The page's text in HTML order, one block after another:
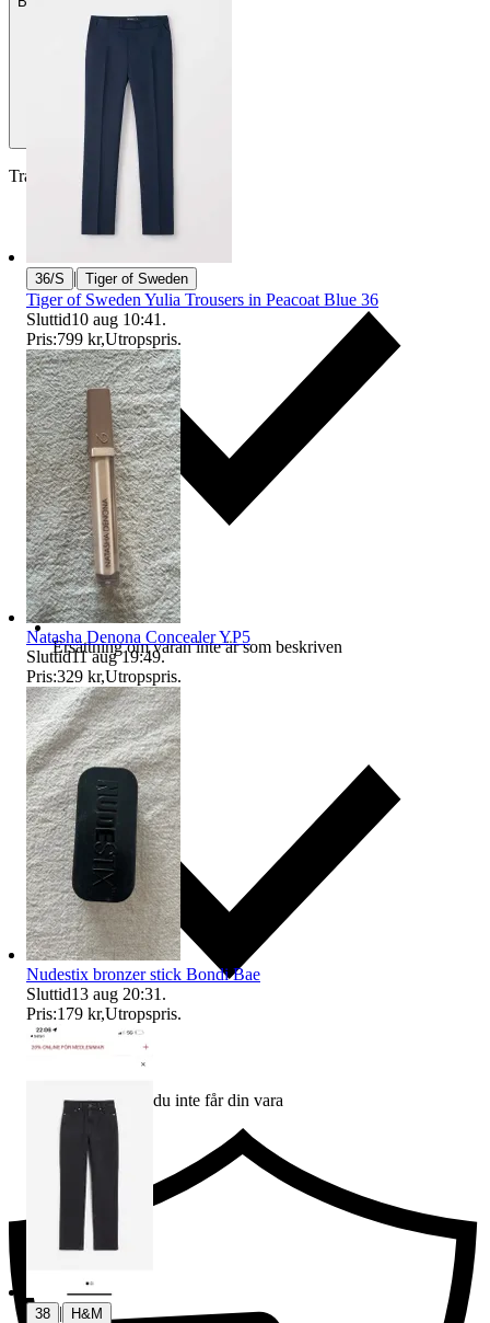
Traderas köparskydd
Ersättning om varan inte är som beskriven
Ersättning om du inte får din vara
36/S | Tiger of Sweden
Tiger of Sweden Yulia Trousers in Peacoat Blue 36
Sluttid10 aug 10:41 .
Pris:799 kr,Utropspris.
Natasha Denona Concealer YP5
Sluttid11 aug 19:49.
Pris:329 kr,Utropspris.
Nudestix bronzer stick Bondi Bae
Sluttid13 aug 20:31 .
Pris:179 kr,Utropspris.
38 | H&M